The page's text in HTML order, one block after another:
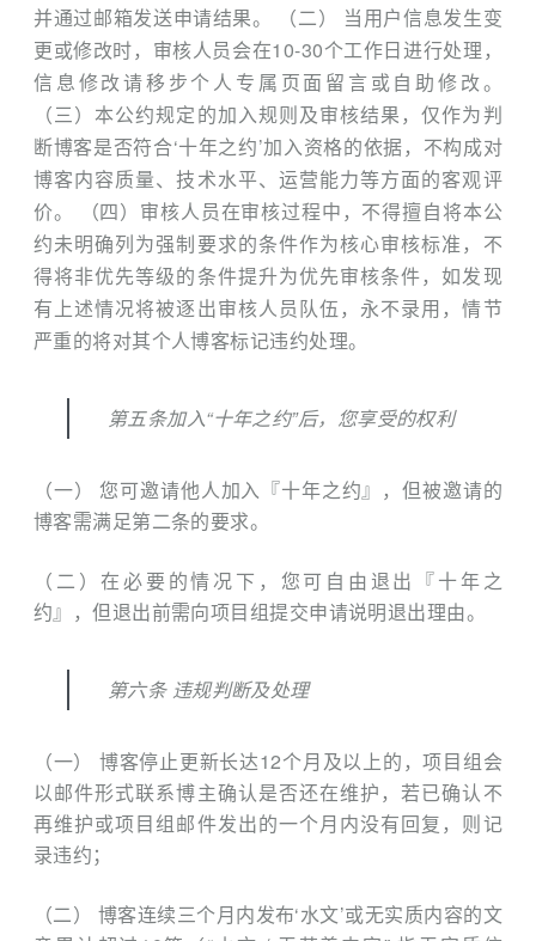
并通过邮箱发送申请结果。 （二） 当用户信息发生变
更或修改时，审核人员会在10-30个工作日进行处理，
信息修改请移步个人专属页面留言或自助修改。
（三）本公约规定的加入规则及审核结果，仅作为判
断博客是否符合‘十年之约’加入资格的依据，不构成对
博客内容质量、技术水平、运营能力等方面的客观评
价。 （四）审核人员在审核过程中，不得擅自将本公
约未明确列为强制要求的条件作为核心审核标准，不
得将非优先等级的条件提升为优先审核条件，如发现
有上述情况将被逐出审核人员队伍，永不录用，情节
严重的将对其个人博客标记违约处理。
第五条加入“十年之约”后，您享受的权利
（一） 您可邀请他人加入『十年之约』，但被邀请的
博客需满足第二条的要求。
（二）在必要的情况下，您可自由退出『十年之
约』，但退出前需向项目组提交申请说明退出理由。
第六条 违规判断及处理
（一） 博客停止更新长达12个月及以上的，项目组会
以邮件形式联系博主确认是否还在维护，若已确认不
再维护或项目组邮件发出的一个月内没有回复，则记
录违约；
（二） 博客连续三个月内发布‘水文’或无实质内容的文